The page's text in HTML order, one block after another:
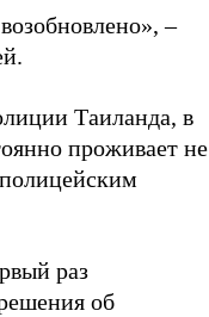
–
Таиланда, в
проживает не
раз
об